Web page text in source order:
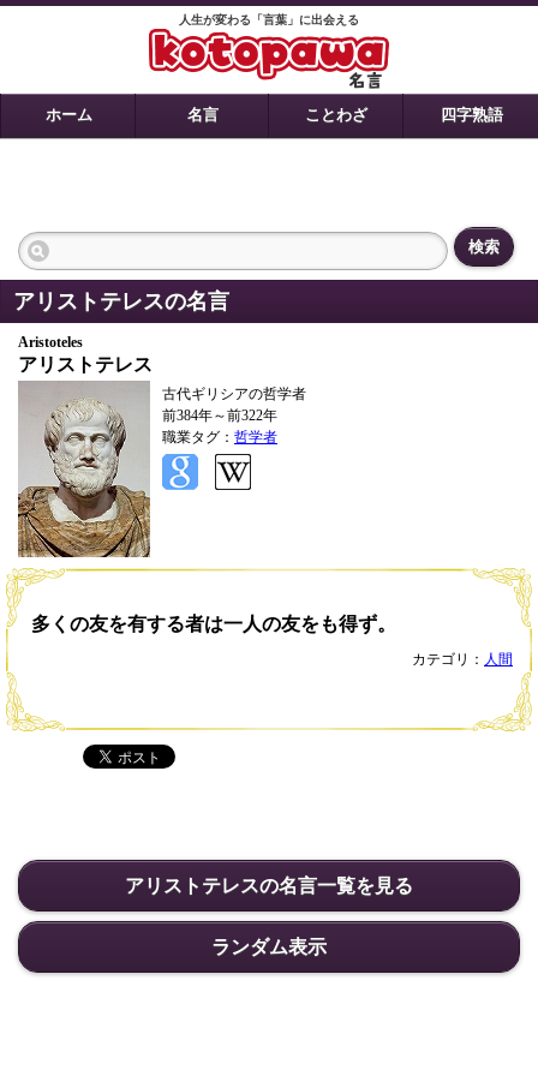
人生が変わる「言葉」に出会える
ホーム 名言 ことわざ 四字熟語
検索
アリストテレスの名言
Aristoteles
アリストテレス
古代ギリシアの哲学者
前384年～前322年
職業タグ： 哲学者
多くの友を有する者は一人の友をも得ず。
カテゴリ： 人間
アリストテレスの名言一覧を見る
ランダム表示